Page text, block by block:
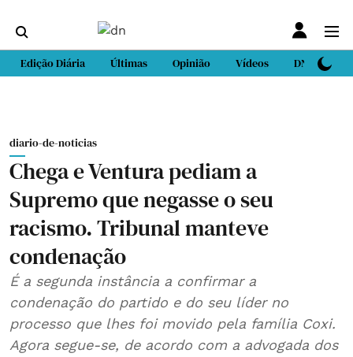
Edição Diária Últimas Opinião Vídeos DN Sport
diario-de-noticias
Chega e Ventura pediam a
Supremo que negasse o seu
racismo. Tribunal manteve
condenação
É a segunda instância a confirmar a
condenação do partido e do seu líder no
processo que lhes foi movido pela família Coxi.
Agora segue-se, de acordo com a advogada dos